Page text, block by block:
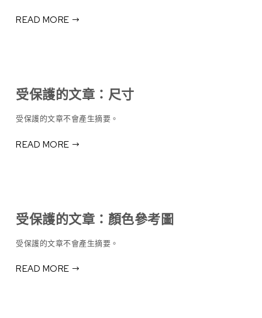
READ MORE
受保護的文章：尺寸
受保護的文章不會產生摘要。
READ MORE
受保護的文章：顏色參考圖
受保護的文章不會產生摘要。
READ MORE